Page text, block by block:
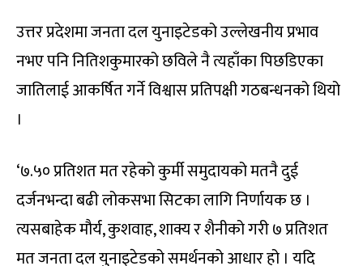
उत्तर प्रदेशमा जनता दल युनाइटेडको उल्लेखनीय प्रभाव
नभए पनि नितिशकुमारको छविले नै त्यहाँका पिछडिएका
जातिलाई आकर्षित गर्ने विश्वास प्रतिपक्षी गठबन्धनको थियो
।
‘७.५० प्रतिशत मत रहेको कुर्मी समुदायको मतनै दुई
दर्जनभन्दा बढी लोकसभा सिटका लागि निर्णायक छ ।
त्यसबाहेक मौर्य, कुशवाह, शाक्य र शैनीको गरी ७ प्रतिशत
मत जनता दल युनाइटेडको समर्थनको आधार हो । यदि